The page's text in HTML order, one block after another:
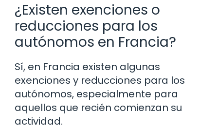
¿Existen exenciones o
reducciones para los
autónomos en Francia?
Sí, en Francia existen algunas
exenciones y reducciones para los
autónomos, especialmente para
aquellos que recién comienzan su
actividad.